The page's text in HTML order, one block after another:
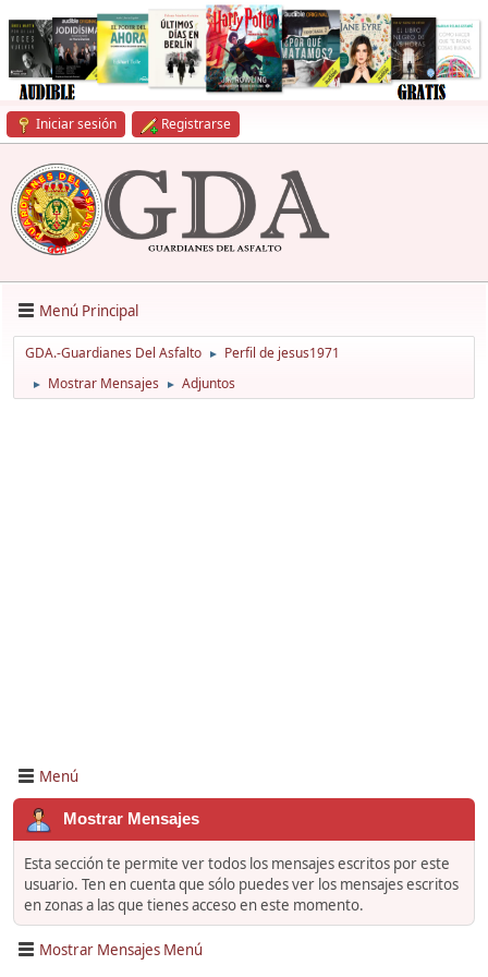
Iniciar sesión Registrarse
Menú Principal
GDA.-Guardianes Del Asfalto ► Perfil de jesus1971
► Mostrar Mensajes ► Adjuntos
Menú
Mostrar Mensajes
Esta sección te permite ver todos los mensajes escritos por este
usuario. Ten en cuenta que sólo puedes ver los mensajes escritos
en zonas a las que tienes acceso en este momento.
Mostrar Mensajes Menú